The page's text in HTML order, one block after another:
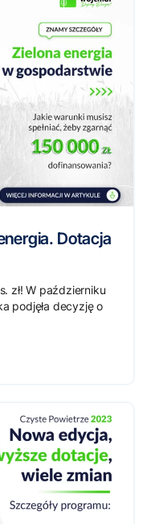
Dotacja
zł! W październiku
podjęła decyzję o